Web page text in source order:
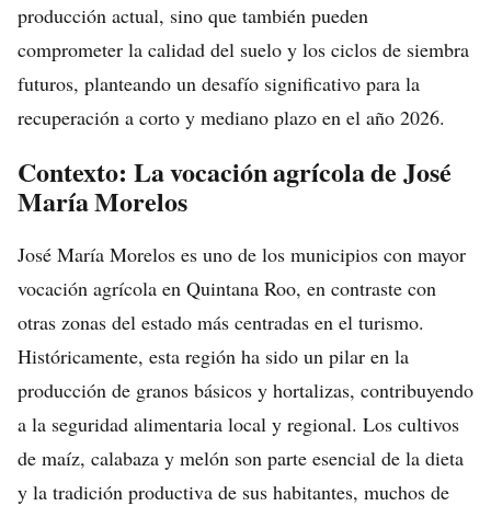
producción actual, sino que también pueden
comprometer la calidad del suelo y los ciclos de siembra
futuros, planteando un desafío significativo para la
recuperación a corto y mediano plazo en el año 2026.
Contexto: La vocación agrícola de José
María Morelos
José María Morelos es uno de los municipios con mayor
vocación agrícola en Quintana Roo, en contraste con
otras zonas del estado más centradas en el turismo.
Históricamente, esta región ha sido un pilar en la
producción de granos básicos y hortalizas, contribuyendo
a la seguridad alimentaria local y regional. Los cultivos
de maíz, calabaza y melón son parte esencial de la dieta
y la tradición productiva de sus habitantes, muchos de